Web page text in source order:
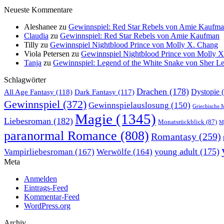
Neueste Kommentare
Aleshanee zu Gewinnspiel: Red Star Rebels von Amie
Claudia zu Gewinnspiel: Red Star Rebels von Amie Kaufman
Tilly zu Gewinnspiel Nightblood Prince von Molly X. Chang
Viola Petersen zu Gewinnspiel Nightblood Prince von Molly
Tanja zu Gewinnspiel: Legend of the White Snake von Sher
Schlagwörter
All Age Fantasy (118) Dark Fantasy (117) Drachen (178) Dystopie
Gewinnspiel (372) Gewinnspielauslosung (150) Griechische
Liebesroman (182) Magie (1345) Monatsrückblick (87)
paranormal Romance (808) Romantasy (259)
Vampirliebesroman (167) Werwölfe (164) young adult (175)
Meta
Anmelden
Eintrags-Feed
Kommentar-Feed
WordPress.org